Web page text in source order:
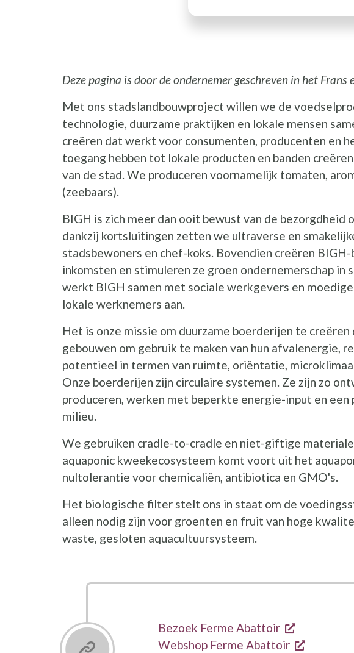
Deze pagina is door de ondernemer geschreven in het
Met ons stadslandbouwproject willen we de
technologie, duurzame praktijken en lokale mensen
creëren dat werkt voor consumenten, producenten en
toegang hebben tot lokale producten en banden
van de stad. We produceren voornamelijk tomaten,
(zeebaars).
BIGH is zich meer dan ooit bewust van de
dankzij kortsluitingen zetten we ultraverse en
stadsbewoners en chef-koks. Bovendien creëren
inkomsten en stimuleren ze groen ondernemerschap in
werkt BIGH samen met sociale werkgevers en
lokale werknemers aan.
Het is onze missie om duurzame boerderijen te
gebouwen om gebruik te maken van hun afvalenergie,
potentieel in termen van ruimte, oriëntatie,
Onze boerderijen zijn circulaire systemen. Ze zijn zo
produceren, werken met beperkte energie-input en
milieu.
We gebruiken cradle-to-cradle en niet-giftige
aquaponic kweekecosysteem komt voort uit het
nultolerantie voor chemicaliën, antibiotica en GMO's.
Het biologische filter stelt ons in staat om de
alleen nodig zijn voor groenten en fruit van hoge
waste, gesloten aquacultuursysteem.
Links
Bezoek Ferme Abattoir
opent een
Webshop Ferme Abattoir
opent